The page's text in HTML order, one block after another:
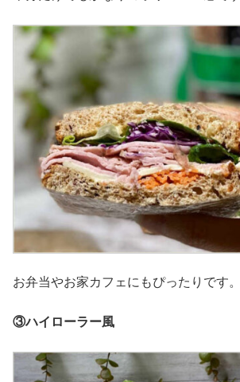
お弁当やお家カフェにもぴったりです。
③ハイローラー風